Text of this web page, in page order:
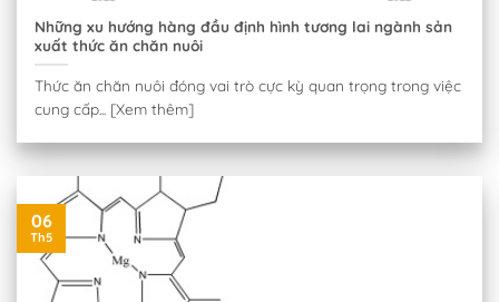
Những xu hướng hàng đầu định hình tương lai ngành sản
xuất thức ăn chăn nuôi
Thức ăn chăn nuôi đóng vai trò cực kỳ quan trọng trong việc
cung cấp... [Xem thêm]
06
Th5